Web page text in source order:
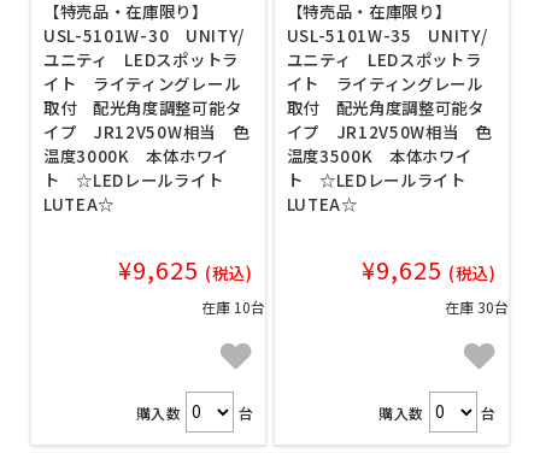
【特売品・在庫限り】
USL-5101W-30 UNITY/
ユニティ LEDスポットラ
イト ライティングレール
取付 配光角度調整可能タ
イプ JR12V50W相当 色
温度3000K 本体ホワイ
ト ☆LEDレールライト
LUTEA☆
¥9,625 (税込)
在庫 10台
購入数 台
【特売品・在庫限り】
USL-5101W-35 UNITY/
ユニティ LEDスポットラ
イト ライティングレール
取付 配光角度調整可能タ
イプ JR12V50W相当 色
温度3500K 本体ホワイ
ト ☆LEDレールライト
LUTEA☆
¥9,625 (税込)
在庫 30台
購入数 台